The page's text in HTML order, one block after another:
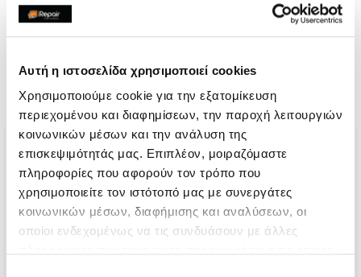
Αυτή η ιστοσελίδα χρησιμοποιεί cookies
Χρησιμοποιούμε cookie για την εξατομίκευση
περιεχομένου και διαφημίσεων, την παροχή λειτουργιών
κοινωνικών μέσων και την ανάλυση της
επισκεψιμότητάς μας. Επιπλέον, μοιραζόμαστε
πληροφορίες που αφορούν τον τρόπο που
χρησιμοποιείτε τον ιστότοπό μας με συνεργάτες
κοινωνικών μέσων, διαφήμισης και αναλύσεων, οι
οποίοι ενδεχομένως να τις συνδυάσουν με άλλες
Η συσκευή σου μπορεί να
χρειάζεται και κάποια από
τις παρακάτω επισκευές: